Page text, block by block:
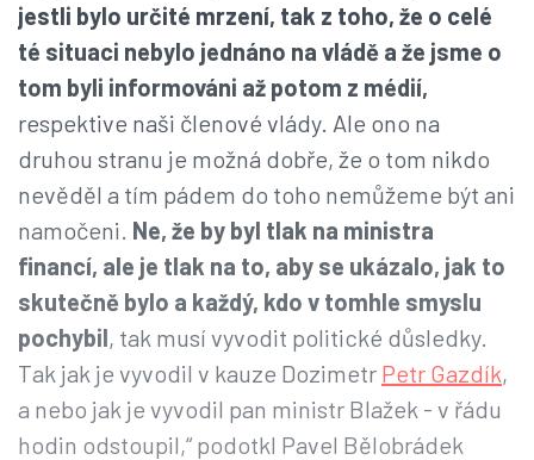
jestli bylo určité mrzení, tak z toho, že o celé
té situaci nebylo jednáno na vládě a že jsme o
tom byli informováni až potom z médií,
respektive naši členové vlády. Ale ono na
druhou stranu je možná dobře, že o tom nikdo
nevěděl a tím pádem do toho nemůžeme být ani
namočeni. Ne, že by byl tlak na ministra
financí, ale je tlak na to, aby se ukázalo, jak to
skutečně bylo a každý, kdo v tomhle smyslu
pochybil, tak musí vyvodit politické důsledky.
Tak jak je vyvodil v kauze Dozimetr Petr Gazdík,
a nebo jak je vyvodil pan ministr Blažek - v řádu
hodin odstoupil,“ podotkl Pavel Bělobrádek